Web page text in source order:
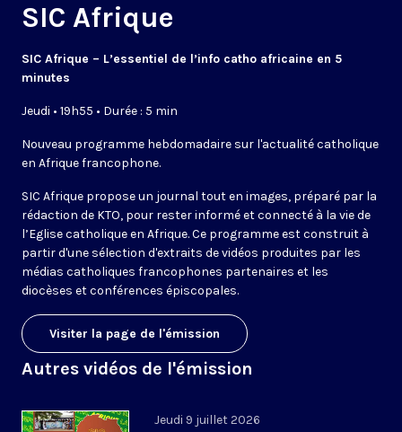
SIC Afrique
SIC Afrique – L’essentiel de l’info catho africaine en 5
minutes
Jeudi • 19h55 • Durée : 5 min
Nouveau programme hebdomadaire sur l'actualité catholique
en Afrique francophone.
SIC Afrique propose un journal tout en images, préparé par la
rédaction de KTO, pour rester informé et connecté à la vie de
l’Eglise catholique en Afrique. Ce programme est construit à
partir d'une sélection d'extraits de vidéos produites par les
médias catholiques francophones partenaires et les
diocèses et conférences épiscopales.
Visiter la page de l'émission
Autres vidéos de l'émission
Jeudi 9 juillet 2026